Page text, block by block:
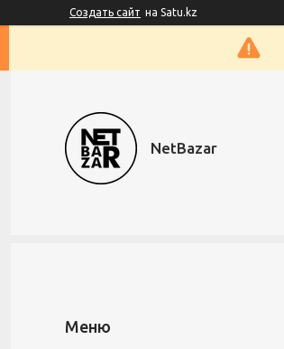
Создать сайт на Satu.kz
NetBazar